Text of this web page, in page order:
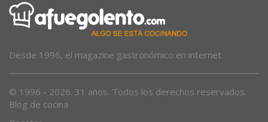
Desde 1996, el magazine gastronómico en internet.
© 1996 - 2026. 31 años. Todos los derechos reservados.
Blog de cocina